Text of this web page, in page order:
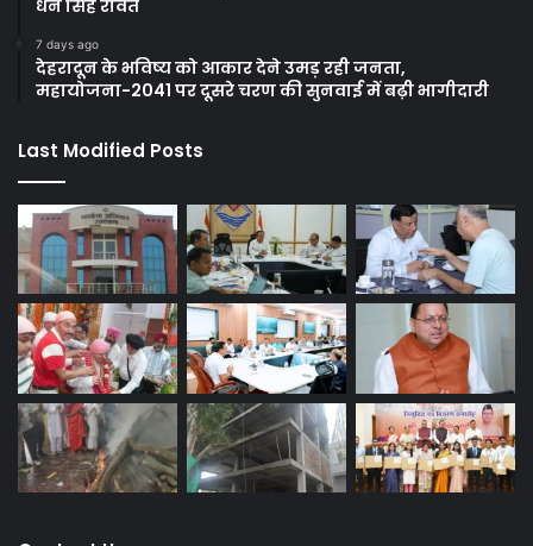
धन सिंह रावत
7 days ago
देहरादून के भविष्य को आकार देने उमड़ रही जनता,
महायोजना-2041 पर दूसरे चरण की सुनवाई में बढ़ी भागीदारी
Last Modified Posts